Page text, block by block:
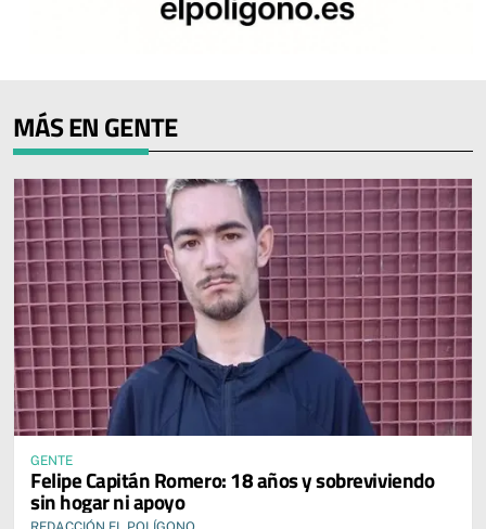
MÁS EN GENTE
GENTE
Felipe Capitán Romero: 18 años y sobreviviendo
sin hogar ni apoyo